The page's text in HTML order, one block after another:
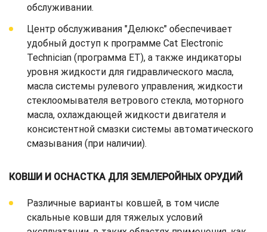
обслуживании.
Центр обслуживания "Делюкс" обеспечивает
удобный доступ к программе Cat Electronic
Technician (программа ЕТ), а также индикаторы
уровня жидкости для гидравлического масла,
масла системы рулевого управления, жидкости
стеклоомывателя ветрового стекла, моторного
масла, охлаждающей жидкости двигателя и
консистентной смазки системы автоматического
смазывания (при наличии).
КОВШИ И ОСНАСТКА ДЛЯ ЗЕМЛЕРОЙНЫХ ОРУДИЙ
Различные варианты ковшей, в том числе
скальные ковши для тяжелых условий